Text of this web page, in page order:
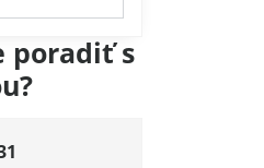
poradiť s